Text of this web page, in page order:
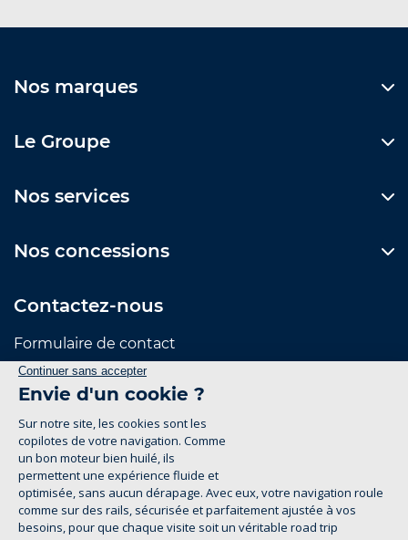
Nos marques
Le Groupe
Nos services
Nos concessions
Contactez-nous
Formulaire de contact
Suivez-nous
Mentions Légales
Politique de confidentialité
groupe-legrand.fr 2026